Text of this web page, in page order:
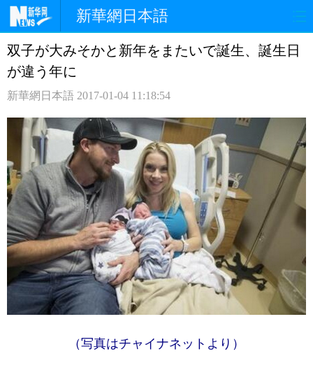
新華網日本語
ホームページ 政治 経済
観光 評論 写真
中日対訳
双子が大みそかと新年をまたいで誕生、誕生日
が違う年に
新華網日本語 2017-01-04 11:18:54
（写真はチャイナネットより）